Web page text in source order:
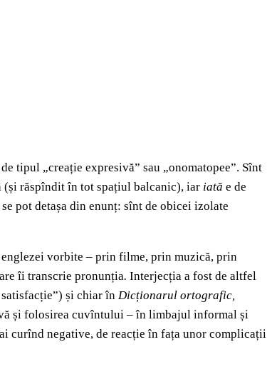
tipul „creație expresivă” sau „onomatopee”. Sînt
răspîndit în tot spațiul balcanic), iar iată e de
pot detașa din enunț: sînt de obicei izolate
vorbite – prin filme, prin muzică, prin
îi transcrie pronunția. Interjecția a fost de altfel
și chiar în Dicționarul ortografic,
și folosirea cuvîntului – în limbajul informal și
curînd negative, de reacție în fața unor complicații